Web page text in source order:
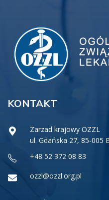
KONTAKT
Zarzad krajowy OZZL
ul. Gdańska 27, 85-005
+48 52 372 08 83
ozzl@ozzl.org.pl